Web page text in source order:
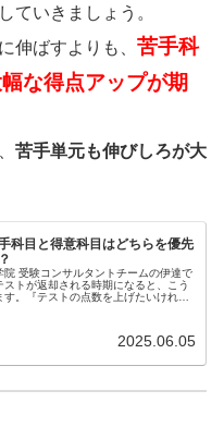
ていきましょう。
伸ばすよりも、 苦手科
な得点アップが期
苦手単元も伸びしろが大
科目と得意科目はどちらを優先
院 受験コンサルタントチームの伊達で
トが返却される時期になると、こう
。『テストの点数を上げたいけれ
2025.06.05